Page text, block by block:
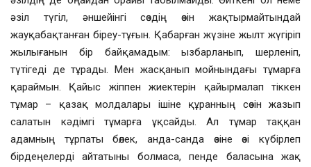
әзіл түгіл, әншейінгі сөздің өзін жақтырмайтындай
жауқабақтанған біреу-тұғын. Қабарған жүзіне жылт жүгіріп
жылығанын бір байқамадым: ызбарланып, шерленіп,
түтігеді де тұрады. Мен жасқанып мойнындағы тұмарға
қараймын. Қайыс жіппен жиектерін қайырмалап тіккен
тұмар – қазақ молдалары ішіне құранның сөзін жазып
салатын кәдімгі тұмарға ұқсайды. Ал тұмар таққан
адамның тұрпаты бөлек, анда-санда өзіне өзі күбірлеп
бірдеңелерді айтатыны болмаса, пенде баласына жақ